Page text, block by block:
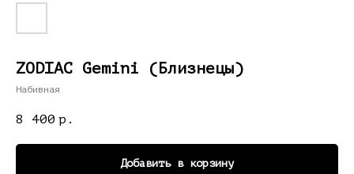
ZODIAC Gemini (Близнецы)
Набивная
8 400 р.
Добавить в корзину